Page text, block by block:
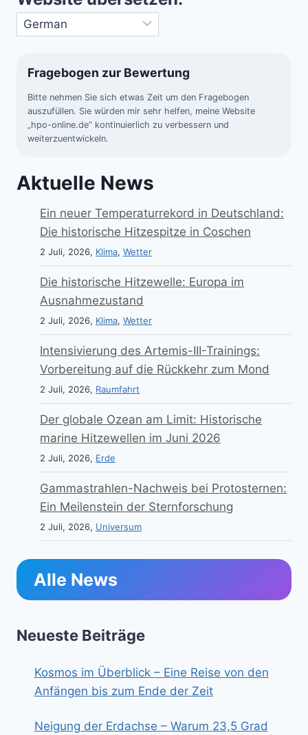
UND
Fragebogen zur Bewertung
Bitte nehmen Sie sich etwas Zeit um den Fragebogen
auszufüllen. Sie würden mir sehr helfen, meine Website
„hpo-online.de“ kontinuierlich zu verbessern und
weiterzuentwickeln.
Aktuelle News
Ein neuer Temperaturrekord in Deutschland:
Die historische Hitzespitze in Coschen
2 Juli, 2026, Klima, Wetter
Die historische Hitzewelle: Europa im
Ausnahmezustand
2 Juli, 2026, Klima, Wetter
Intensivierung des Artemis-III-Trainings:
Vorbereitung auf die Rückkehr zum Mond
2 Juli, 2026, Raumfahrt
Der globale Ozean am Limit: Historische
marine Hitzewellen im Juni 2026
2 Juli, 2026, Erde
Gammastrahlen-Nachweis bei Protosternen:
Ein Meilenstein der Sternforschung
2 Juli, 2026, Universum
Alle News
Neueste Beiträge
Kosmos im Überblick – Eine Reise von den
Anfängen bis zum Ende der Zeit
Neigung der Erdachse – Warum 23,5 Grad